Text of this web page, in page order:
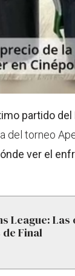
partido
del torneo
ver el
League:
Final